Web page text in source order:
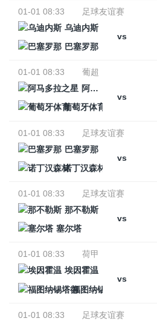
01-01 08:33
足球友谊赛
乌迪内斯
vs
巴塞罗那
01-01 08:33
葡超
阿马多拉之星
vs
葡萄牙体育
01-01 08:33
足球友谊赛
巴塞罗那
vs
诺丁汉森林
01-01 08:33
足球友谊赛
那不勒斯
vs
塞尔塔
01-01 08:33
荷甲
埃因霍温
vs
福图纳锡塔德
01-01 08:33
足球友谊赛